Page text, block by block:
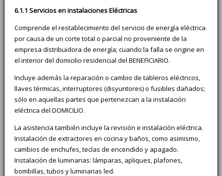
6.1.1 Servicios en instalaciones Eléctricas
Comprende el restablecimiento del servicio de energía eléctrica
por causa de un corte total o parcial no proveniente de la
empresa distribuidora de energía; cuando la falla se origine en
el interior del domicilio residencial del BENEFICIARIO.
Incluye además la reparación o cambio de tableros eléctricos,
llaves térmicas, interruptores (disyuntores) o fusibles dañados;
sólo en aquellas partes que pertenezcan a la instalación
eléctrica del DOMICILIO.
La asistencia también incluye la revisión e instalación eléctrica.
Instalación de extractores en cocina y baños, como asimismo,
cambios de enchufes, teclas de encendido y apagado.
Instalación de luminarias: lámparas, apliques, plafones,
bombillas, tubos y luminarias led.